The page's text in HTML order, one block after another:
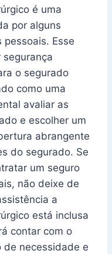
é uma
por alguns
Esse
o segurado
como uma
avaliar as
e escolher um
abrangente
do segurado. Se
um seguro
não deixe de
a
está inclusa
contar com o
de necessidade e